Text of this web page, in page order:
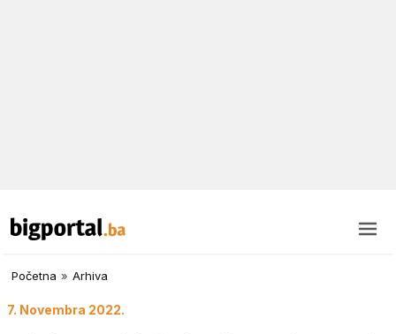
Početna » Arhiva
7. Novembra 2022.